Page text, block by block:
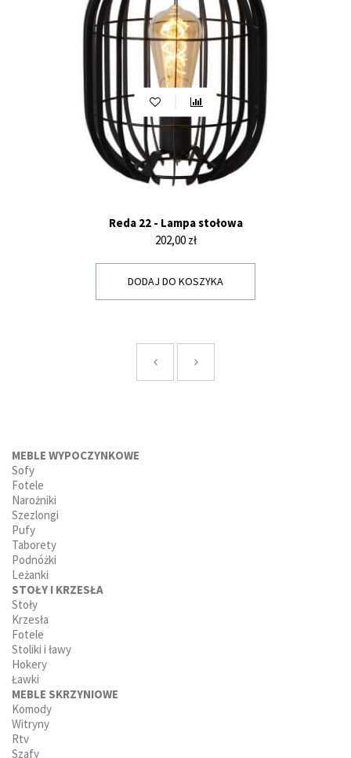
Reda 22 - Lampa stołowa
Cena
202,00 zł
DODAJ DO KOSZYKA
MEBLE WYPOCZYNKOWE
Sofy
Fotele
Narożniki
Szezlongi
Pufy
Taborety
Podnóżki
Leżanki
STOŁY I KRZESŁA
Stoły
Krzesła
Fotele
Stoliki i ławy
Hokery
Ławki
MEBLE SKRZYNIOWE
Komody
Witryny
Rtv
Szafy